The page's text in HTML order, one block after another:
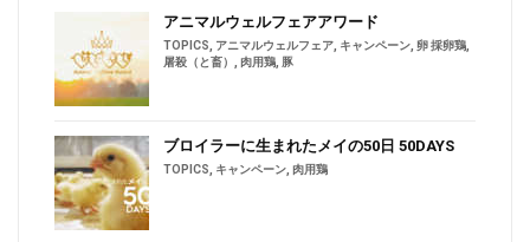
アニマルウェルフェアアワード
TOPICS, アニマルウェルフェア, キャンペーン, 卵 採卵鶏,
屠殺（と畜） , 肉用鶏, 豚
ブロイラーに生まれたメイの50日 50DAYS
TOPICS, キャンペーン, 肉用鶏